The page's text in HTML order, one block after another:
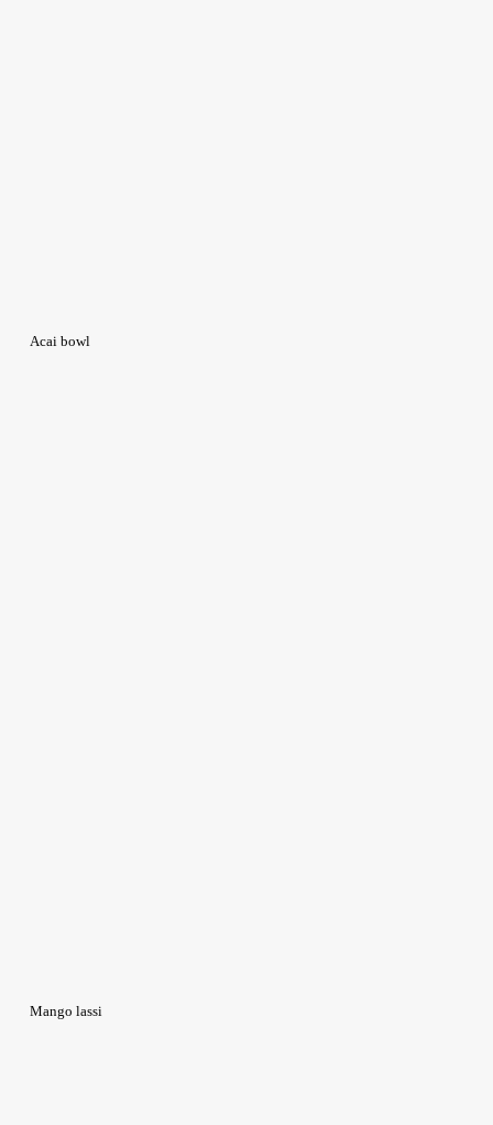
Acai bowl
Mango lassi